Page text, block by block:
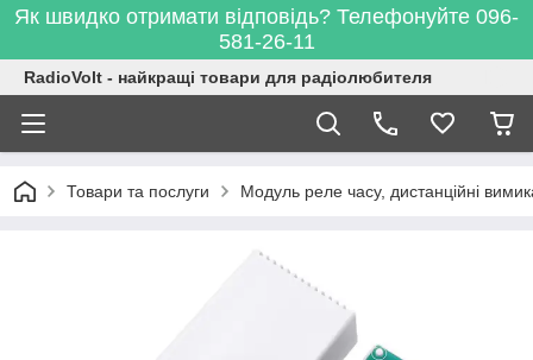
Як швидко отримати відповідь? Телефонуйте 096-
581-26-11
RadioVolt - найкращі товари для радіолюбителя
Товари та послуги Модуль реле часу, дистанційні